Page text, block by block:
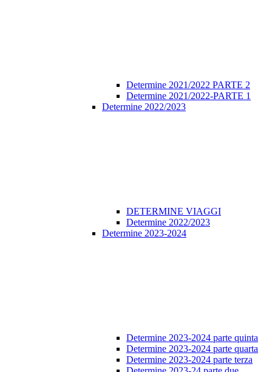
Determine 2021/2022 PARTE 2
Determine 2021/2022-PARTE 1
Determine 2022/2023
DETERMINE VIAGGI
Determine 2022/2023
Determine 2023-2024
Determine 2023-2024 parte quinta
Determine 2023-2024 parte quarta
Determine 2023-2024 parte terza